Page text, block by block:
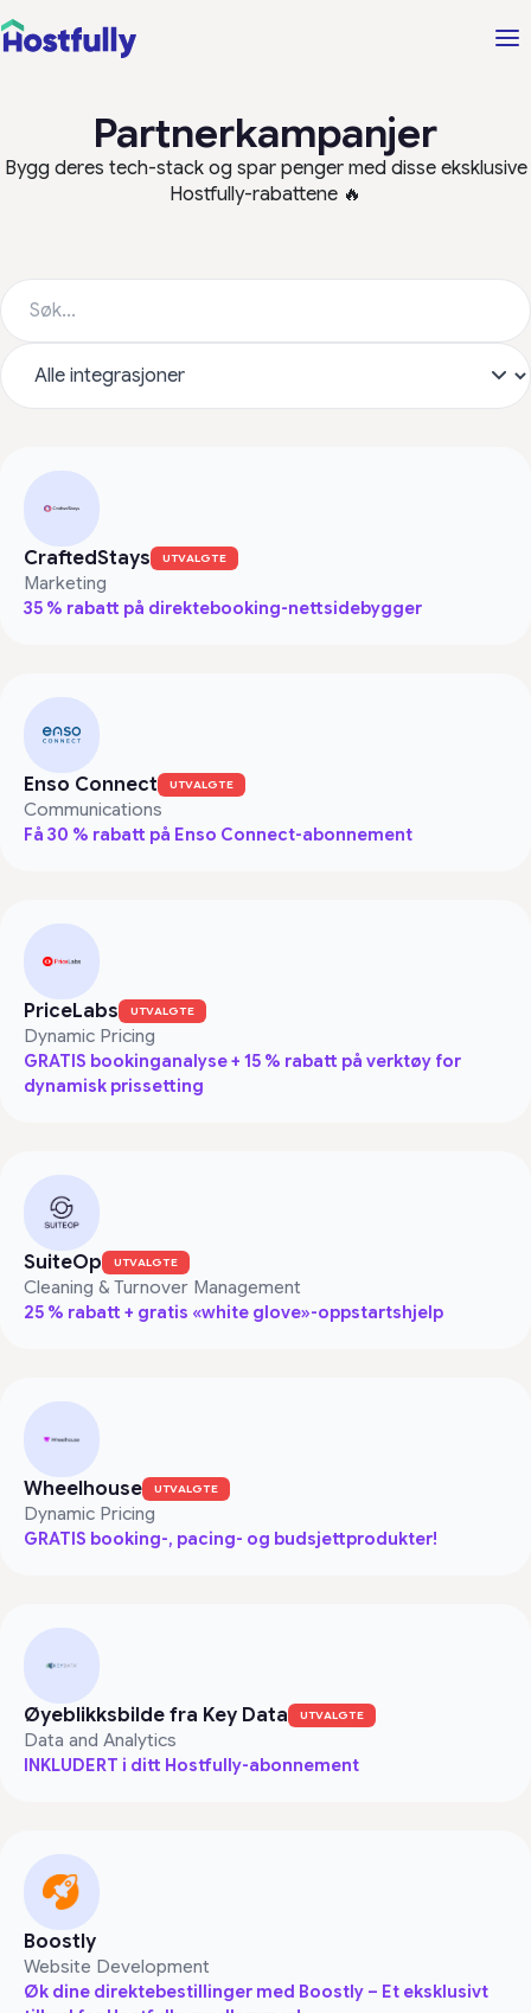
Partnerkampanjer
Bygg deres tech-stack og spar penger med disse eksklusive
Hostfully-rabattene 🔥
CraftedStays UTVALGTE
Marketing
35 % rabatt på direktebooking-nettsidebygger
Enso Connect UTVALGTE
Communications
Få 30 % rabatt på Enso Connect-abonnement
PriceLabs UTVALGTE
Dynamic Pricing
GRATIS bookinganalyse + 15 % rabatt på verktøy for
dynamisk prissetting
SuiteOp UTVALGTE
Cleaning & Turnover Management
25 % rabatt + gratis «white glove»-oppstartshjelp
Wheelhouse UTVALGTE
Dynamic Pricing
GRATIS booking-, pacing- og budsjettprodukter!
Øyeblikksbilde fra Key Data UTVALGTE
Data and Analytics
INKLUDERT i ditt Hostfully-abonnement
Boostly
Website Development
Øk dine direktebestillinger med Boostly – Et eksklusivt